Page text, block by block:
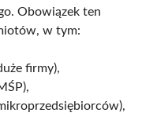
Obowiązek ten
w tym:
firmy),